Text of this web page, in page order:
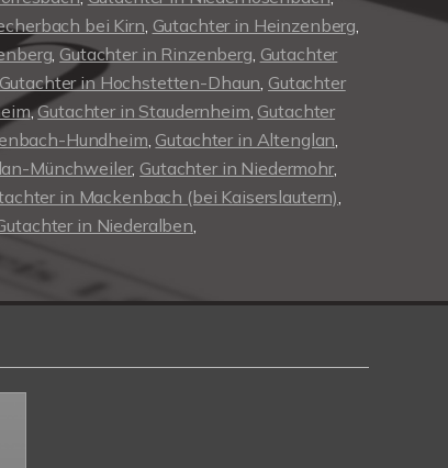
bei Kirn, Gutachter in Heinzenberg,
,Gutachter in Rinzenberg, Gutachter
Gutachter in Hochstetten-Dhaun, Gutachter
,Gutachter in Staudernheim, Gutachter
Hundheim, Gutachter in Altenglan,
Münchweiler, Gutachter in Niedermohr,
in Mackenbach (bei Kaiserslautern),
in Niederalben,